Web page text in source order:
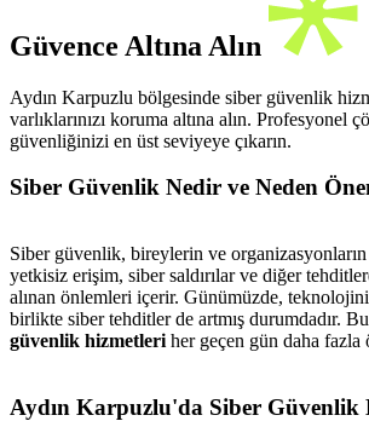
Güvence Altına Alın
Aydın Karpuzlu bölgesinde siber güvenlik
varlıklarınızı koruma altına alın. Profesyonel
güvenliğinizi en üst seviyeye çıkarın.
Siber Güvenlik Nedir ve Neden
Siber güvenlik, bireylerin ve organizasyonların
yetkisiz erişim, siber saldırılar ve diğer
alınan önlemleri içerir. Günümüzde,
birlikte siber tehditler de artmış durumdadır.
güvenlik hizmetleri her geçen gün daha fazla
Aydın Karpuzlu'da Siber Güvenlik